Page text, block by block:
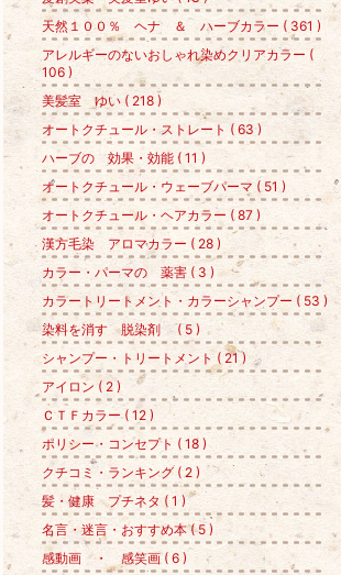
天然１００％ ヘナ ＆ ハーブカラー ( 361 )
アレルギーのないおしゃれ染めクリアカラー (
106 )
美髪室 ゆい ( 218 )
オートクチュール・ストレート ( 63 )
ハーブの 効果・効能 ( 11 )
オートクチュール・ウェーブパーマ ( 51 )
オートクチュール・ヘアカラー ( 87 )
漢方毛染 アロマカラー ( 28 )
カラー・パーマの 薬害 ( 3 )
カラートリートメント・カラーシャンプー ( 53 )
染料を消す 脱染剤 ( 5 )
シャンプー・トリートメント ( 21 )
アイロン ( 2 )
ＣＴＦカラー ( 12 )
ポリシー・コンセプト ( 18 )
クチコミ・ランキング ( 2 )
髪・健康 プチネタ ( 1 )
名言・迷言・おすすめ本 ( 5 )
感動画 ・ 感笑画 ( 6 )